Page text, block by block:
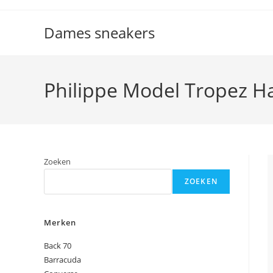
Dames sneakers
Philippe Model Tropez
Zoeken
ZOEKEN
Merken
Back 70
Barracuda